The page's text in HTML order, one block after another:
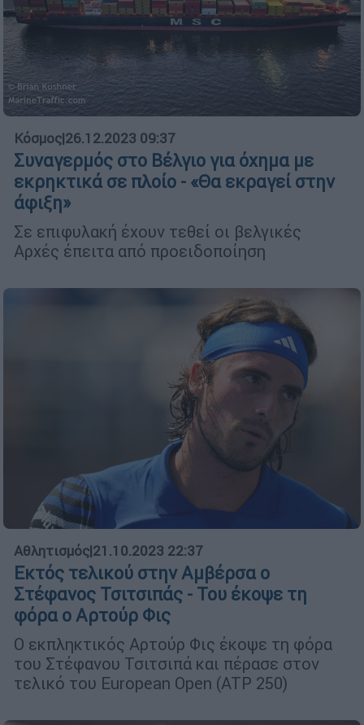
Κόσμος|26.12.2023 09:37
Συναγερμός στο Βέλγιο για όχημα με
εκρηκτικά σε πλοίο - «Θα εκραγεί στην
άφιξη»
Σε επιφυλακή έχουν τεθεί οι βελγικές
Αρχές έπειτα από προειδοποίηση
Αθλητισμός|21.10.2023 22:37
Εκτός τελικού στην Αμβέρσα ο
Στέφανος Τσιτσιπάς - Του έκοψε τη
φόρα ο Αρτούρ Φις
Ο εκπληκτικός Αρτούρ Φις έκοψε τη φόρα
του Στέφανου Τσιτσιπά και πέρασε στον
τελικό του European Open (ATP 250)